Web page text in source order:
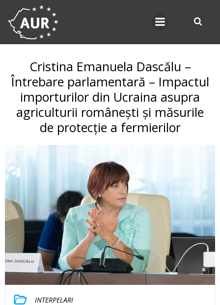
Cristina Emanuela Dascălu –
Întrebare parlamentară – Impactul
importurilor din Ucraina asupra
agriculturii românești și măsurile
de protecție a fermierilor
INTERPELARI